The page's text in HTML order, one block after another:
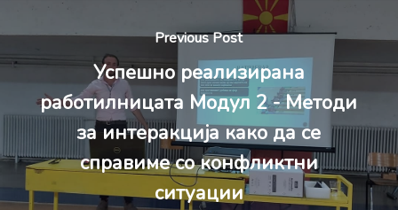
Previous Post
Успешно реализирана
работилницата Модул 2 - Методи
за интеракција како да се
справиме со конфликтни
ситуации